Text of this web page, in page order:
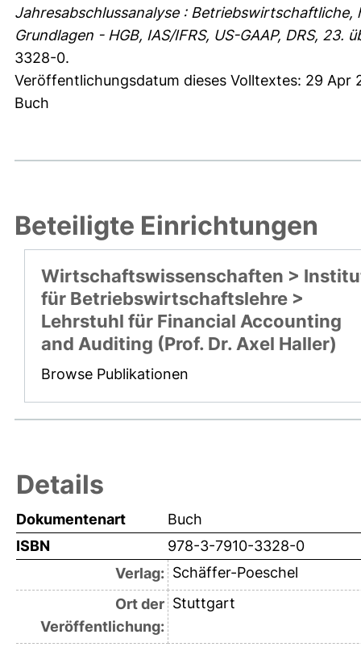
Jahresabschlussanalyse :
Grundlagen - HGB, IAS/IFRS, US-GAAP, DRS, 23.
3328-0.
Veröffentlichungsdatum dieses Volltextes: 29 Apr
Buch
Beteiligte Einrichtungen
Wirtschaftswissenschaften >
für Betriebswirtschaftslehre >
Lehrstuhl für Financial Accounting
and Auditing (Prof. Dr. Axel Haller)
Browse Publikationen
Details
Dokumentenart
Buch
ISBN
978-3-7910-3328-0
Verlag: Schäffer-Poeschel
Ort der
Veröffentlichung:
Stuttgart